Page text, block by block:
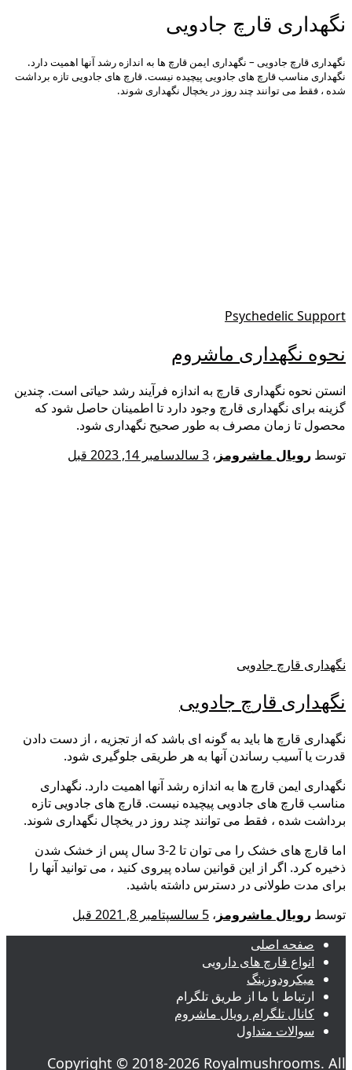
نگهداری قارچ جادویی
نگهداری قارچ جادویی – نگهداری ایمن قارچ ها به اندازه رشد آنها اهمیت دارد.
نگهداری مناسب قارچ های جادویی پیچیده نیست. قارچ های جادویی تازه برداشت
شده ، فقط می توانند چند روز در یخچال نگهداری شوند.
Psychedelic Support
نحوه نگهداری ماشروم
انستن نحوه نگهداری قارچ به اندازه فرآیند رشد حیاتی است. چندین
گزینه برای نگهداری قارچ وجود دارد تا اطمینان حاصل شود که
محصول تا زمان مصرف به طور صحیح نگهداری شود.
توسط رویال ماشرومز ، 3 سال دسامبر 14, 2023 قبل
نگهداری قارچ جادویی
نگهداری قارچ جادویی
نگهداری قارچ ها باید به گونه ای باشد که از تجزیه ، از دست دادن
قدرت یا آسیب رساندن آنها به هر طریقی جلوگیری شود.
نگهداری ایمن قارچ ها به اندازه رشد آنها اهمیت دارد. نگهداری
مناسب قارچ های جادویی پیچیده نیست. قارچ های جادویی تازه
برداشت شده ، فقط می توانند چند روز در یخچال نگهداری شوند.
اما قارچ های خشک را می توان تا 2-3 سال پس از خشک شدن
ذخیره کرد. اگر از این قوانین ساده پیروی کنید ، می توانید آنها را
برای مدت طولانی در دسترس داشته باشید.
توسط رویال ماشرومز ، 5 سال سپتامبر 8, 2021
قبل
صفحه اصلی
انواع قارچ های دارویی
میکرودوزینگ
ارتباط با ما از طریق تلگرام
کانال تلگرام رویال ماشروم
سوالات متداول
Copyright © 2018-2026 Royalmushrooms. All